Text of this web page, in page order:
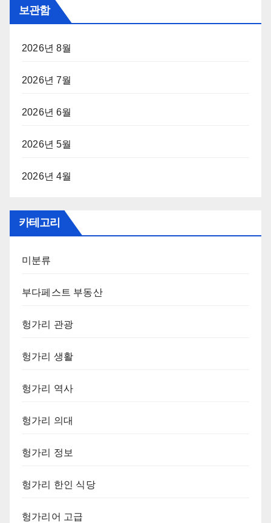
보관함
2026년 8월
2026년 7월
2026년 6월
2026년 5월
2026년 4월
카테고리
미분류
부다페스트 부동산
헝가리 관광
헝가리 생활
헝가리 역사
헝가리 의대
헝가리 정보
헝가리 한인 식당
헝가리어 고급